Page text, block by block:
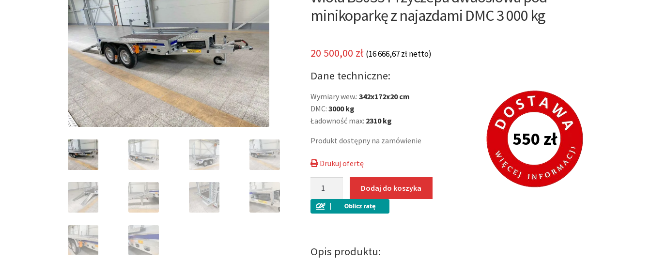
minikoparkę z najazdami DMC 3 000 kg
20 500,00 zł (16 666,67złnetto)
Dane techniczne:
550 zł
Wymiary wew.: 342x172x20 cm
DMC: 3000 kg
Ładowność max: 2310 kg
Produkt dostępny na zamówienie
Drukuj ofertę
B3035
minikoparkę
Dodaj do koszyka
Opis produktu: